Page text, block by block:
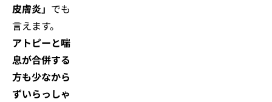
皮膚炎」 でも
言えます。
アトピーと喘
息が合併する
方も少なから
ずいらっしゃ